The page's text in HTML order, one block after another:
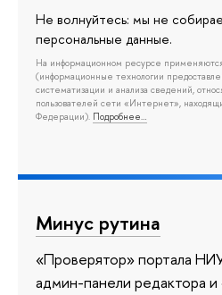
Не волнуйтесь: мы не
персональные данные.
На информационном ресурсе
(информационные технологии
систематизации и анализа сведений,
пользователей сети «Интернет»,
Федерации). Подробнее…
Минус рутина
«Проверятор» портала
админ-панели редактора